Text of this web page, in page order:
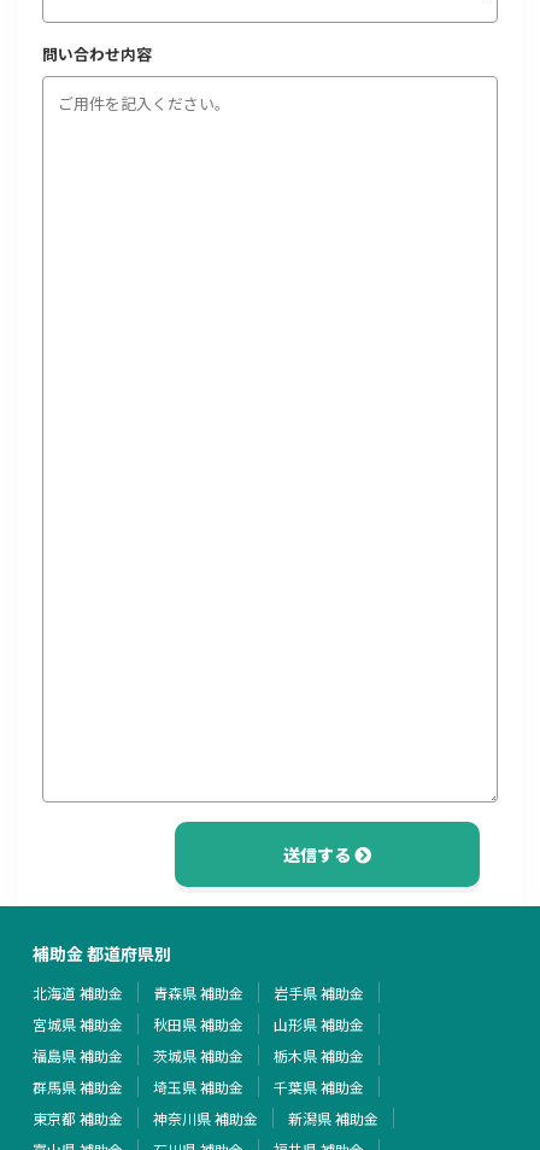
問い合わせ内容
送信する
補助金 都道府県別
北海道 補助金 青森県 補助金
岩手県 補助金
宮城県 補助金
秋田県 補助金
山形県 補助金
福島県 補助金
茨城県 補助金
栃木県 補助金
群馬県 補助金
埼玉県 補助金
千葉県 補助金
東京都 補助金
神奈川県 補助金
新潟県 補助金